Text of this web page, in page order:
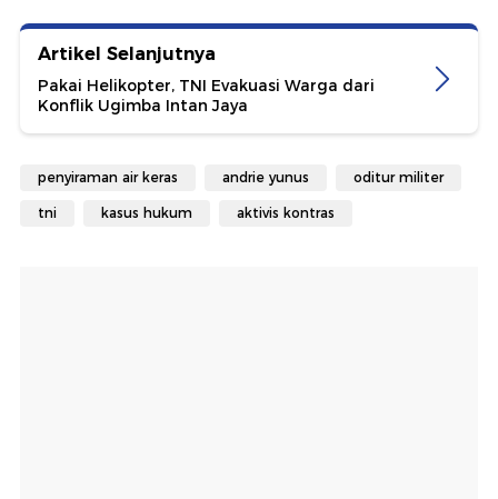
Artikel Selanjutnya
Pakai Helikopter, TNI Evakuasi Warga dari
Konflik Ugimba Intan Jaya
penyiraman air keras andrie yunus oditur militer
tni kasus hukum aktivis kontras